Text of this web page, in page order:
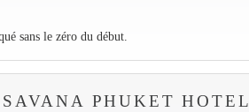
sans le zéro du début.
PHUKET HOTEL